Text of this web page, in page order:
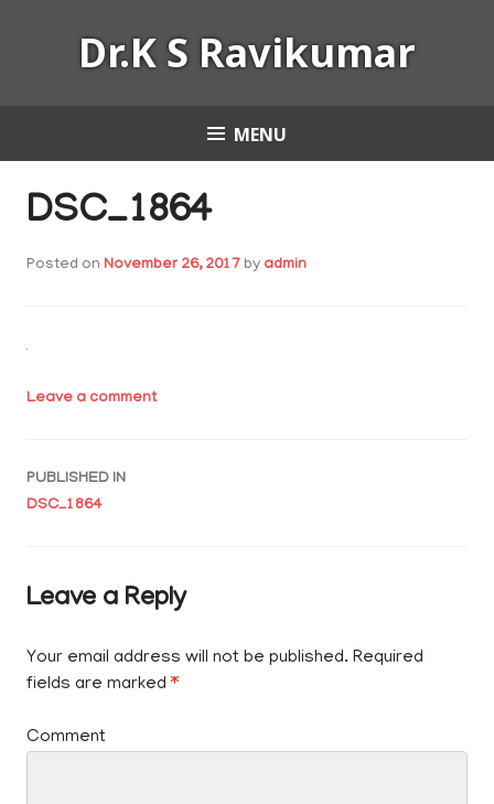
Dr.K S Ravikumar
MENU
DSC_1864
Posted on November 26, 2017 by admin
Leave a comment
Post
PUBLISHED IN
DSC_1864
Leave a Reply
Your email address will not be published. Required
fields are marked*
Comment